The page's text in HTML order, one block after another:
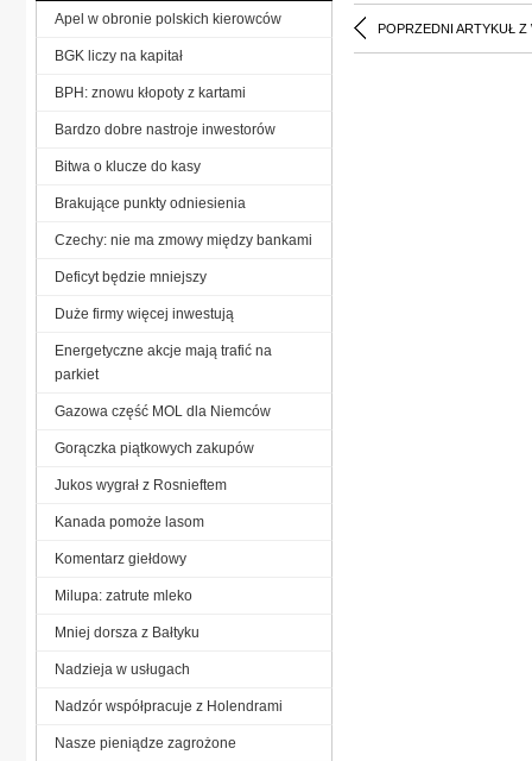
POPRZEDNI ARTYKUŁ Z
Apel w obronie polskich kierowców
BGK liczy na kapitał
BPH: znowu kłopoty z kartami
Bardzo dobre nastroje inwestorów
Bitwa o klucze do kasy
Brakujące punkty odniesienia
Czechy: nie ma zmowy między bankami
Deficyt będzie mniejszy
Duże firmy więcej inwestują
Energetyczne akcje mają trafić na
parkiet
Gazowa część MOL dla Niemców
Gorączka piątkowych zakupów
Jukos wygrał z Rosnieftem
Kanada pomoże lasom
Komentarz giełdowy
Milupa: zatrute mleko
Mniej dorsza z Bałtyku
Nadzieja w usługach
Nadzór współpracuje z Holendrami
Nasze pieniądze zagrożone